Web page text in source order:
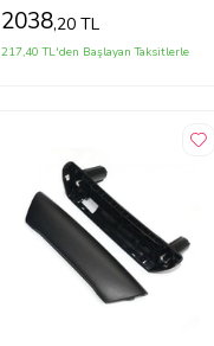
2038,20 TL
217,40 TL'den Başlayan Taksitlerle